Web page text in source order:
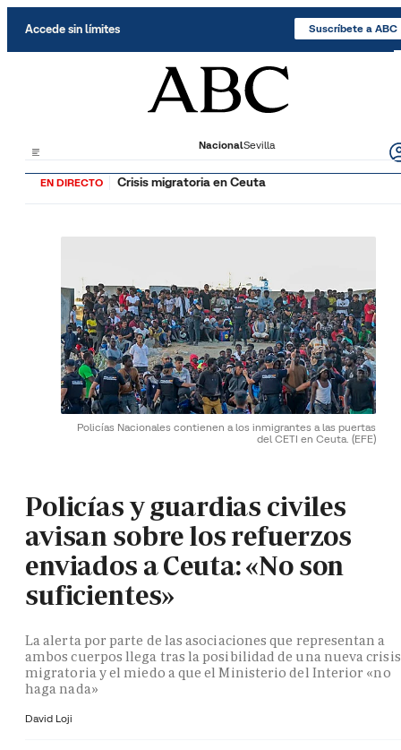
Accede sin límites Suscríbete a ABC
NacionalSevilla
EN DIRECTO Crisis migratoria en Ceuta
Policías Nacionales contienen a los inmigrantes a las puertas
del CETI en Ceuta. (EFE)
Policías y guardias civiles
avisan sobre los refuerzos
enviados a Ceuta: «No son
suficientes»
La alerta por parte de las asociaciones que representan a
ambos cuerpos llega tras la posibilidad de una nueva crisis
migratoria y el miedo a que el Ministerio del Interior «no
haga nada»
David Loji